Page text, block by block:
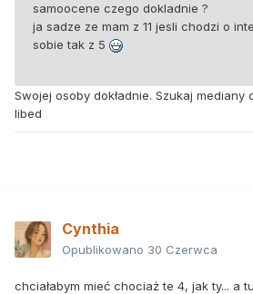
samoocene czego dokladnie ?
ja sadze ze mam z 11 jesli chodzi o
sobie tak z 5
Swojej osoby dokładnie. Szukaj
libed
Cynthia
Opublikowano 30 Czerwca
chciałabym mieć chociaż te 4, jak ty... a